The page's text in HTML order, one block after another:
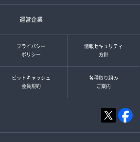
運営企業
プライバシー
ポリシー
情報セキュリティ
方針
ビットキャッシュ
会員規約
各種取り組み
ご案内